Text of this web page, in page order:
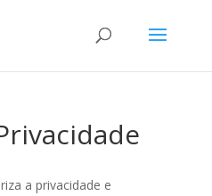
a privacidade e